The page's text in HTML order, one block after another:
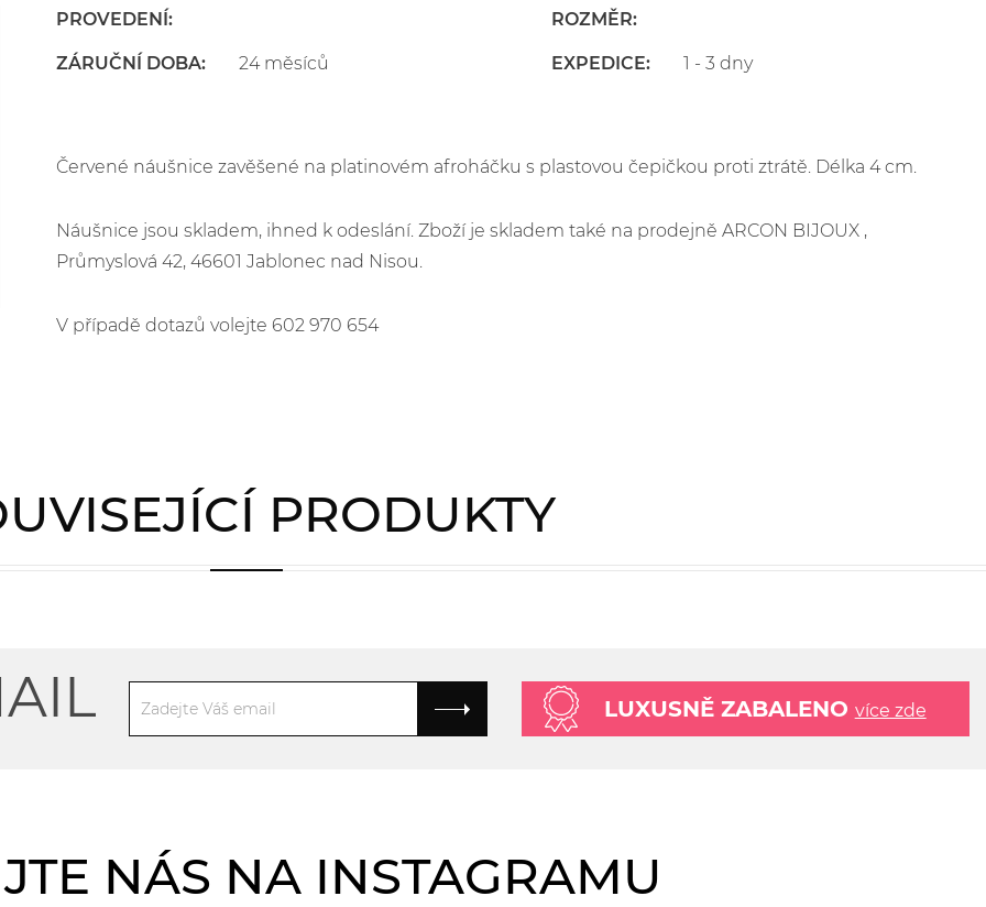
PROVEDENÍ:
ZÁRUČNÍ DOBA: 24 měsíců
ROZMĚR:
EXPEDICE: 1 - 3 dny
Červené náušnice zavěšené na platinovém afroháčku s plastovou čepičkou proti ztrátě. Délka 4 cm.
Náušnice jsou skladem, ihned k odeslání. Zboží je skladem také na prodejně ARCON BIJOUX ,
Průmyslová 42, 46601 Jablonec nad Nisou.
V případě dotazů volejte 602 970 654
PRODUKTY
LUXUSNĚ ZABALENO více zde
NÁS NA INSTAGRAMU